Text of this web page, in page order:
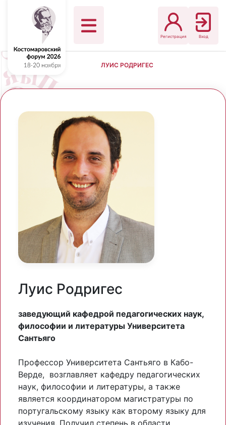
Регистрация Вход
ЛУИС РОДРИГЕС
Луис Родригес
заведующий кафедрой педагогических наук,
философии и литературы Университета
Сантьяго
Профессор Университета Сантьяго в Кабо-
Верде, возглавляет кафедру педагогических
наук, философии и литературы, а также
является координатором магистратуры по
португальскому языку как второму языку для
изучения. Получил степень в области